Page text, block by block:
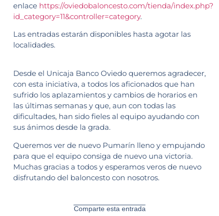
enlace https://oviedobaloncesto.com/tienda/index.php?
id_category=11&controller=category.
Las entradas estarán disponibles hasta agotar las
localidades.
Desde el Unicaja Banco Oviedo queremos agradecer,
con esta iniciativa, a todos los aficionados que han
sufrido los aplazamientos y cambios de horarios en
las últimas semanas y que, aun con todas las
dificultades, han sido fieles al equipo ayudando con
sus ánimos desde la grada.
Queremos ver de nuevo Pumarín lleno y empujando
para que el equipo consiga de nuevo una victoria.
Muchas gracias a todos y esperamos veros de nuevo
disfrutando del baloncesto con nosotros.
Comparte esta entrada